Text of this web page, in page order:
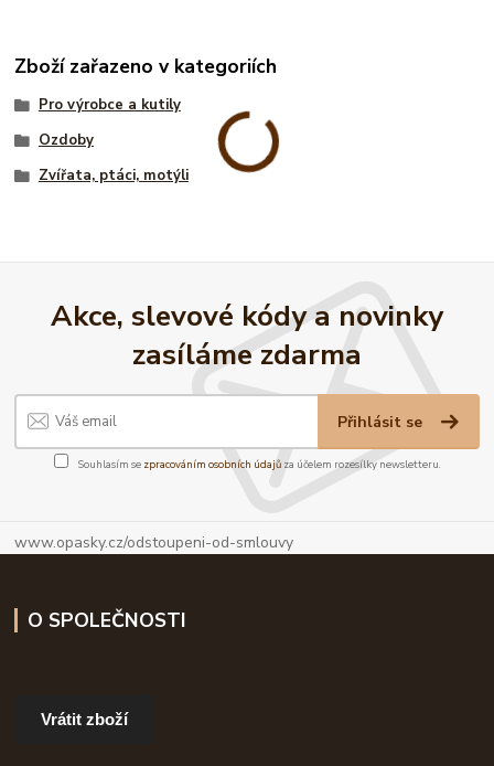
Zboží zařazeno v kategoriích
Pro výrobce a kutily
Ozdoby
Zvířata, ptáci, motýli
Akce, slevové kódy a novinky
zasíláme zdarma
Přihlásit se
Souhlasím se zpracováním osobních údajůza účelem rozesílky newsletteru.
www.opasky.cz/odstoupeni-od-smlouvy
O SPOLEČNOSTI
Vrátit zboží